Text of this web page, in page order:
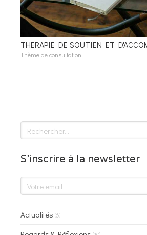
THERAPIE DE SOUTIEN ET
Thème de consultation
Rechercher
S'inscrire à la newsletter
Votre email
Actualités (6)